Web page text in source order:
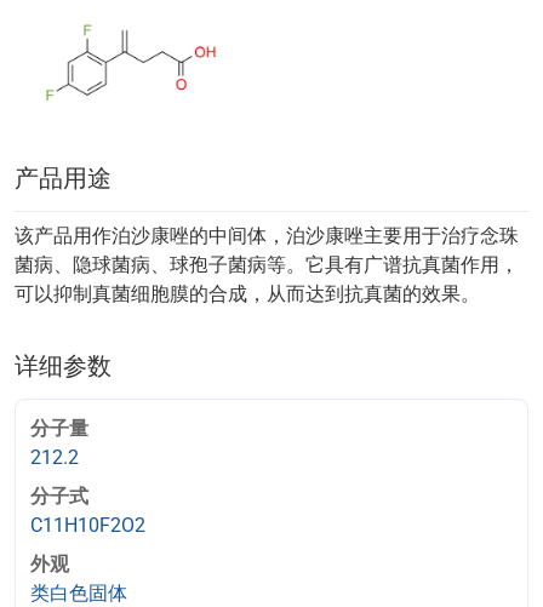
产品用途
该产品用作泊沙康唑的中间体，泊沙康唑主要用于治疗念珠
菌病、隐球菌病、球孢子菌病等。它具有广谱抗真菌作用，
可以抑制真菌细胞膜的合成，从而达到抗真菌的效果。
详细参数
分子量
212.2
分子式
C11H10F2O2
外观
类白色固体